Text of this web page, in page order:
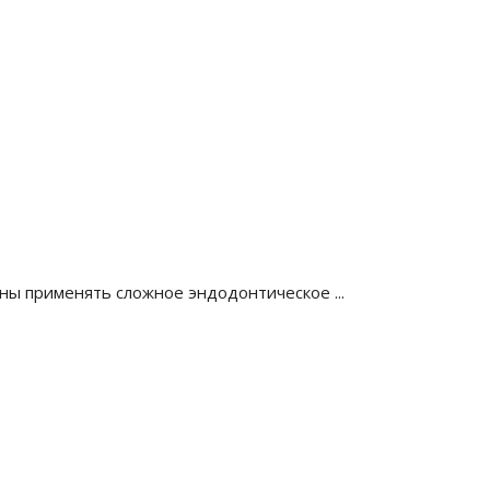
применять сложное эндодонтическое ...